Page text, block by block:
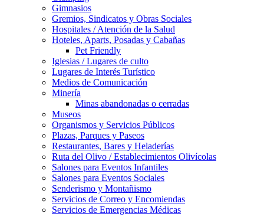
Gimnasios
Gremios, Sindicatos y Obras Sociales
Hospitales / Atención de la Salud
Hoteles, Aparts, Posadas y Cabañas
Pet Friendly
Iglesias / Lugares de culto
Lugares de Interés Turístico
Medios de Comunicación
Minería
Minas abandonadas o cerradas
Museos
Organismos y Servicios Públicos
Plazas, Parques y Paseos
Restaurantes, Bares y Heladerías
Ruta del Olivo / Establecimientos Olivícolas
Salones para Eventos Infantiles
Salones para Eventos Sociales
Senderismo y Montañismo
Servicios de Correo y Encomiendas
Servicios de Emergencias Médicas